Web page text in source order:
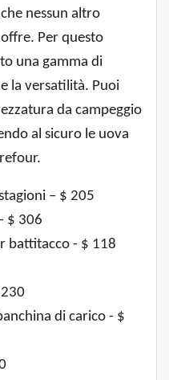
nessun altro
Per questo
una gamma di
la versatilità. Puoi
da campeggio
al sicuro le uova
– $ 205
$ 306
battitacco - $ 118
di carico - $